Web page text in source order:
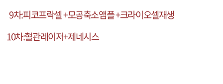
9차:피코프락셀+모공축소앰플+크라이오셀재생
10차:혈관레이저+제네시스